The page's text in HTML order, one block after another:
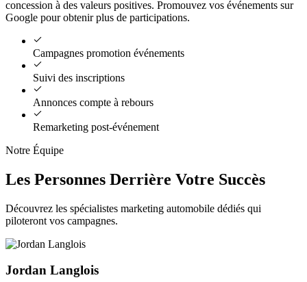
concession à des valeurs positives. Promouvez vos événements sur
Google pour obtenir plus de participations.
Campagnes promotion événements
Suivi des inscriptions
Annonces compte à rebours
Remarketing post-événement
Notre Équipe
Les Personnes Derrière Votre Succès
Découvrez les spécialistes marketing automobile dédiés qui
piloteront vos campagnes.
Jordan Langlois